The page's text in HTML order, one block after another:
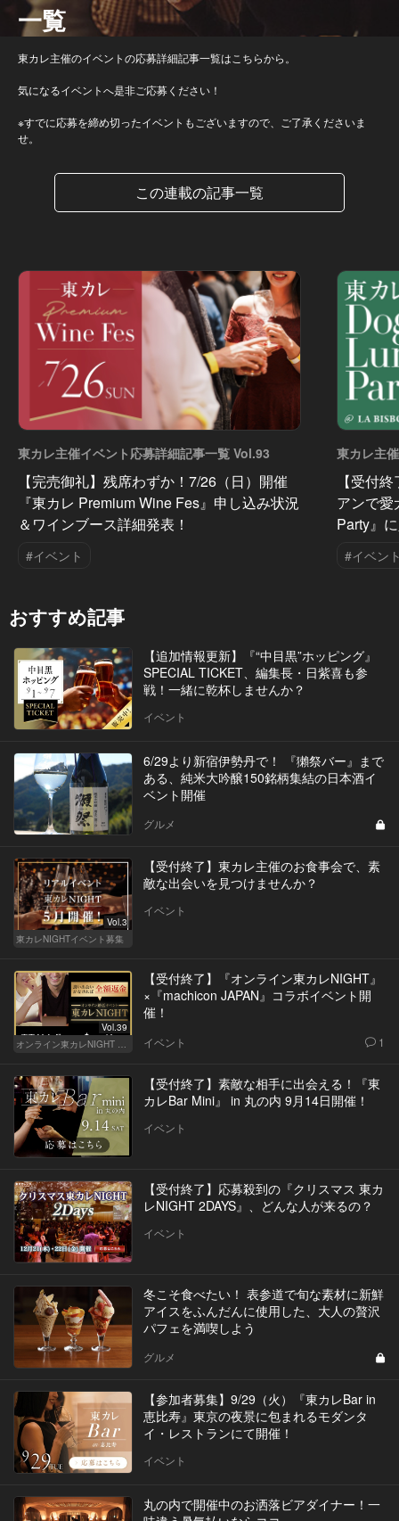
一覧
東カレ主催のイベントの応募詳細記事一覧はこちらから。
気になるイベントへ是非ご応募ください！
※すでに応募を締め切ったイベントもございますので、ご了承くださいま
せ。
この連載の記事一覧
東カレ主催イベント応募詳細記事一覧 Vol.93
【完売御礼】残席わずか！7/26（日）開催
『東カレ Premium Wine Fes』申し込み状況
＆ワインブース詳細発表！
#イベント
東カレ主
【受付
アンで
Party』
#イベン
おすすめ記事
【追加情報更新】『“中目黒”ホッピング』
SPECIAL TICKET、編集長・日紫喜も参
戦！一緒に乾杯しませんか？
イベント
6/29より新宿伊勢丹で！ 『獺祭バー』まで
ある、純米大吟醸150銘柄集結の日本酒イ
ベント開催
グルメ
Vol.3
東カレNIGHTイベント募集
【受付終了】東カレ主催のお食事会で、素
敵な出会いを見つけませんか？
イベント
Vol.39
オンライン東カレNIGHT イベント募集
【受付終了】『オンライン東カレNIGHT』
×『machicon JAPAN』コラボイベント開
催！
イベント 1
【受付終了】素敵な相手に出会える！『東
カレBar Mini』 in 丸の内 9月14日開催！
イベント
【受付終了】応募殺到の『クリスマス 東カ
レNIGHT 2DAYS』、どんな人が来るの？
イベント
冬こそ食べたい！ 表参道で旬な素材に新鮮
アイスをふんだんに使用した、大人の贅沢
パフェを満喫しよう
グルメ
【参加者募集】9/29（火）『東カレBar in
恵比寿』東京の夜景に包まれるモダンタ
イ・レストランにて開催！
イベント
丸の内で開催中のお洒落ビアダイナー！一